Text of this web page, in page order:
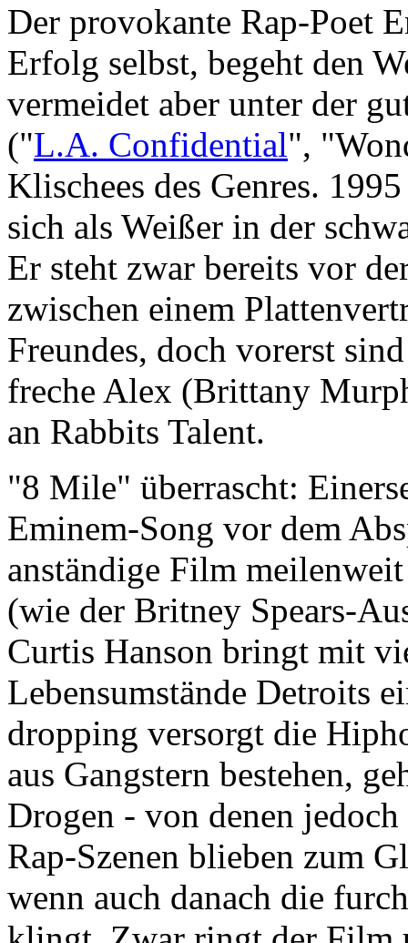
Der provokante Rap-Poet
Erfolg selbst, begeht den
vermeidet aber unter der
("L.A. Confidential",
Klischees des Genres.
sich als Weißer in der
Er steht zwar bereits vor
zwischen einem
Freundes, doch vorerst
freche Alex (Brittany
an Rabbits Talent.
"8 Mile" überrascht:
Eminem-Song vor dem
anständige Film
(wie der Britney Spears-
Curtis Hanson bringt mit
Lebensumstände Detroits
dropping versorgt die
aus Gangstern bestehen,
Drogen - von denen
Rap-Szenen blieben zum
wenn auch danach die